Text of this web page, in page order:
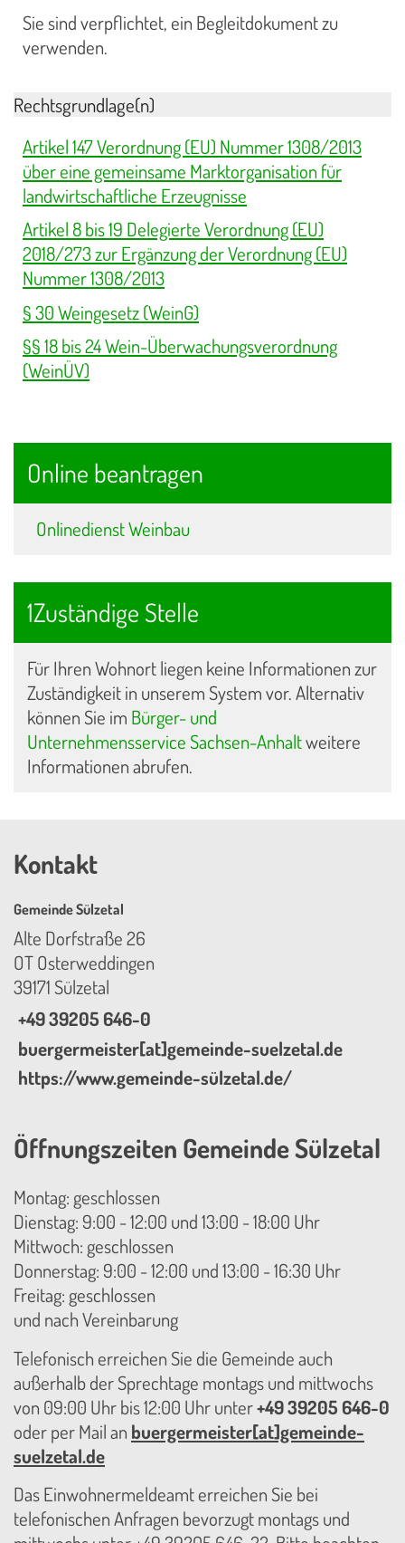
Sie sind verpflichtet, ein Begleitdokument zu
verwenden.
Rechtsgrundlage(n)
Artikel 147 Verordnung (EU) Nummer 1308/2013
über eine gemeinsame Marktorganisation für
landwirtschaftliche Erzeugnisse
Artikel 8 bis 19 Delegierte Verordnung (EU)
2018/273 zur Ergänzung der Verordnung (EU)
Nummer 1308/2013
§ 30 Weingesetz (WeinG)
§§ 18 bis 24 Wein-Überwachungsverordnung
(WeinÜV)
Online beantragen
Onlinedienst Weinbau
1Zuständige Stelle
Für Ihren Wohnort liegen keine Informationen zur
Zuständigkeit in unserem System vor. Alternativ
können Sie im Bürger- und
Unternehmensservice Sachsen-Anhaltweitere
Informationen abrufen.
Kontakt
Gemeinde Sülzetal
Alte Dorfstraße 26
OT Osterweddingen
39171 Sülzetal
+49 39205 646-0
buergermeister[at]gemeinde-suelzetal.de
https://www.gemeinde-sülzetal.de/
Öffnungszeiten Gemeinde Sülzetal
Montag: geschlossen
Dienstag: 9:00 - 12:00 und 13:00 - 18:00 Uhr
Mittwoch: geschlossen
Donnerstag: 9:00 - 12:00 und 13:00 - 16:30 Uhr
Freitag: geschlossen
und nach Vereinbarung
Telefonisch erreichen Sie die Gemeinde auch
außerhalb der Sprechtage montags und mittwochs
von 09:00 Uhr bis 12:00 Uhr unter+49 39205 646-0
oder per Mail an buergermeister[at]gemeinde-
suelzetal.de
Das Einwohnermeldeamt erreichen Sie bei
telefonischen Anfragen bevorzugt montags und